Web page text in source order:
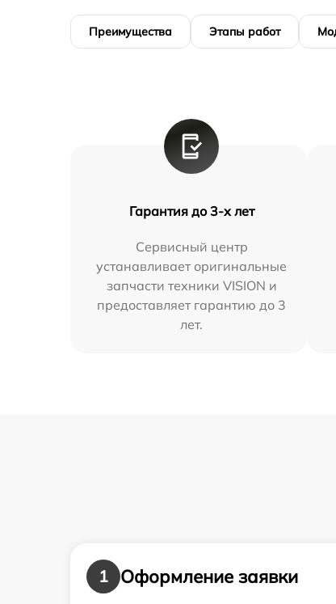
Преимущества Этапы работ
Гарантия до 3-х лет
Сервисный центр
устанавливает оригинальные
запчасти техники VISION и
предоставляет гарантию до 3
лет.
1
Оформление заявки